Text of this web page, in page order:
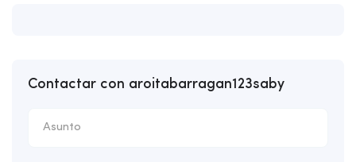
Contactar con aroitabarragan123saby